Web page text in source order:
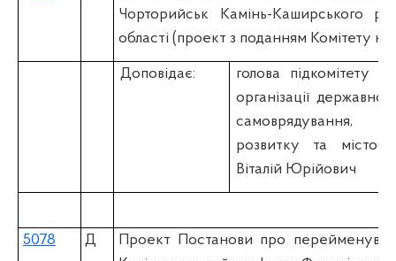
Чорторийськ Камінь-Каширського
області (проект з поданням Комітету
Доповідає: голова підкомітету
організації
самоврядування,
розвитку та
Віталій Юрійович
5078 Д
Проект Постанови про